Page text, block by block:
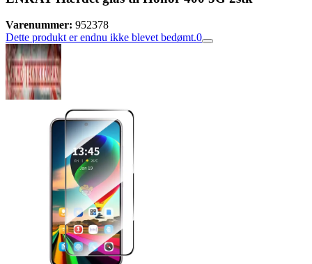
Varenummer: 952378
Dette produkt er endnu ikke blevet bedømt.0